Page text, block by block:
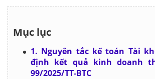
Mục lục
1. Nguyên tắc kế toán Tài
định kết quả kinh doanh
99/2025/TT-BTC